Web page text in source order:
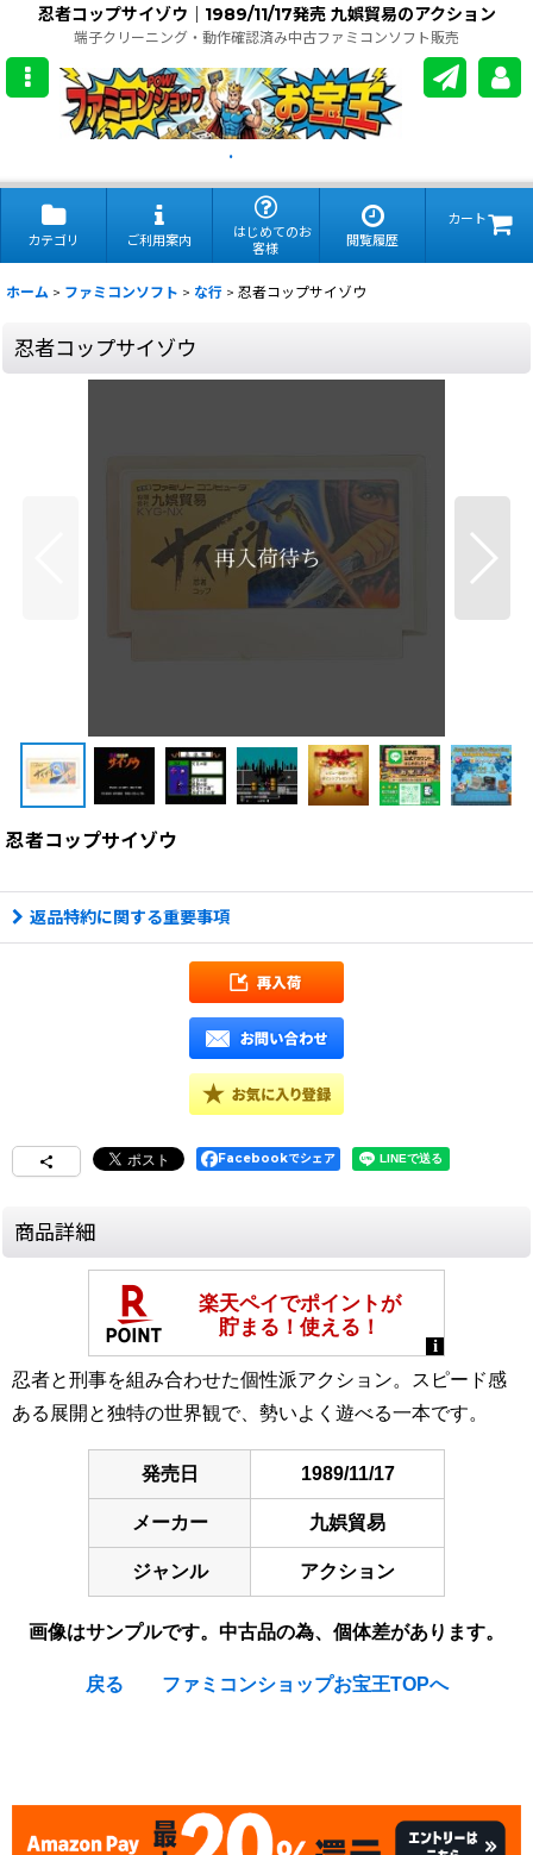
忍者コップサイゾウ｜1989/11/17発売 九娯貿易のアクション
端子クリーニング・動作確認済み中古ファミコンソフト販売
.
カテゴリ ご利用案内
はじめてのお
客様
閲覧履歴
カート
ホーム > ファミコンソフト > な行 > 忍者コップサイゾウ
忍者コップサイゾウ
忍者コップサイゾウ
返品特約に関する重要事項
Facebookでシェア
商品詳細
忍者と刑事を組み合わせた個性派アクション。スピード感
ある展開と独特の世界観で、勢いよく遊べる一本です。
発売日 1989/11/17
メーカー 九娯貿易
ジャンル アクション
画像はサンプルです。中古品の為、個体差があります。
戻る ファミコンショップお宝王TOPへ